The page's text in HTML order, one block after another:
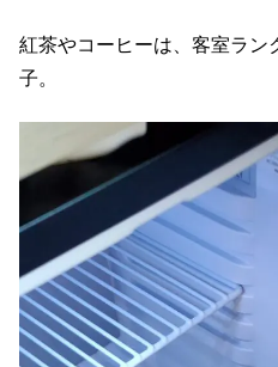
紅茶やコーヒーは、客室ラン
子。